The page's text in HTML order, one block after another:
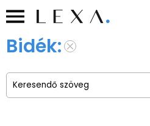
Bidék: